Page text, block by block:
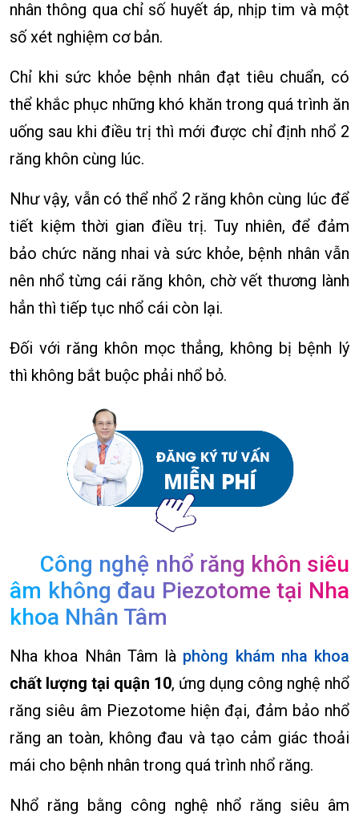
nhân thông qua chỉ số huyết áp, nhịp tim và một
số xét nghiệm cơ bản.
Chỉ khi sức khỏe bệnh nhân đạt tiêu chuẩn, có
thể khắc phục những khó khăn trong quá trình ăn
uống sau khi điều trị thì mới được chỉ định nhổ 2
răng khôn cùng lúc.
Như vậy, vẫn có thể nhổ 2 răng khôn cùng lúc để
tiết kiệm thời gian điều trị. Tuy nhiên, để đảm
bảo chức năng nhai và sức khỏe, bệnh nhân vẫn
nên nhổ từng cái răng khôn, chờ vết thương lành
hẳn thì tiếp tục nhổ cái còn lại.
Đối với răng khôn mọc thẳng, không bị bệnh lý
thì không bắt buộc phải nhổ bỏ.
Công nghệ nhổ răng khôn siêu
âm không đau Piezotome tại Nha
khoa Nhân Tâm
Nha khoa Nhân Tâm là phòng khám nha khoa
chất lượng tại quận 10, ứng dụng công nghệ nhổ
răng siêu âm Piezotome hiện đại, đảm bảo nhổ
răng an toàn, không đau và tạo cảm giác thoải
mái cho bệnh nhân trong quá trình nhổ răng.
Nhổ răng bằng công nghệ nhổ răng siêu âm